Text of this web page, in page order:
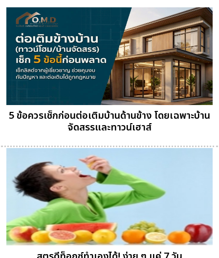
5 ข้อควรเช็กก่อนต่อเติมบ้านด้านข้าง โดยเฉพาะบ้าน
จัดสรรและทาวน์เฮาส์